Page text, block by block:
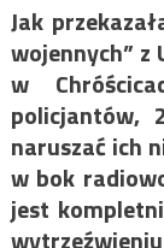
Jak
wojennych” z
w
policjantów,
naruszać ich
w bok
jest